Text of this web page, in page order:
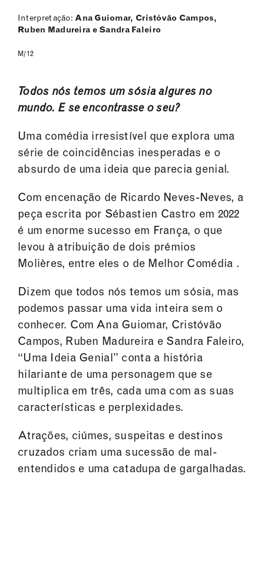
Interpretação: Ana Guiomar, Cristóvão Campos,
Ruben Madureira e Sandra Faleiro
M/12
Todos nós temos um sósia algures no
mundo. E se encontrasse o seu?
Uma comédia irresistível que explora uma
série de coincidências inesperadas e o
absurdo de uma ideia que parecia genial.
Com encenação de Ricardo Neves-Neves, a
peça escrita por Sébastien Castro em 2022
é um enorme sucesso em França, o que
levou à atribuição de dois prémios
Molières, entre eles o de Melhor Comédia .
Dizem que todos nós temos um sósia, mas
podemos passar uma vida inteira sem o
conhecer. Com Ana Guiomar, Cristóvão
Campos, Ruben Madureira e Sandra Faleiro,
“Uma Ideia Genial” conta a história
hilariante de uma personagem que se
multiplica em três, cada uma com as suas
características e perplexidades.
Atrações, ciúmes, suspeitas e destinos
cruzados criam uma sucessão de mal-
entendidos e uma catadupa de gargalhadas.